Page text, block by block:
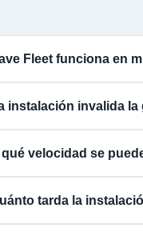
Fleet funciona en
instalación invalida la
qué velocidad se
tarda la